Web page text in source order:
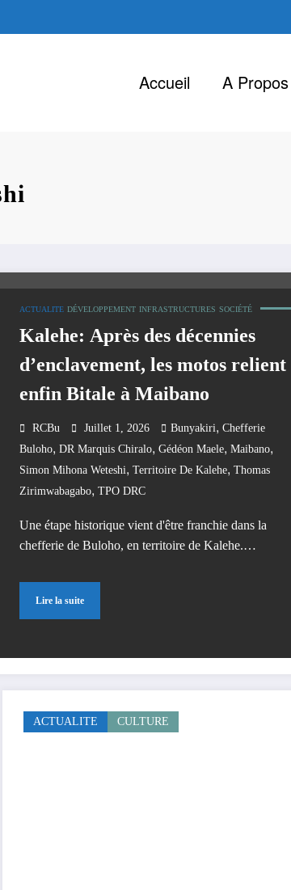
Accueil A Propos
ACTUALITE DÉVELOPPEMENT INFRASTRUCTURES SOCIÉTÉ
Kalehe: Après des décennies
d’enclavement, les motos relient
enfin Bitale à Maibano
RCBu Juillet 1, 2026 Bunyakiri, Chefferie
Buloho, DR Marquis Chiralo, Gédéon Maele, Maibano,
Simon Mihona Weteshi, Territoire De Kalehe, Thomas
Zirimwabagabo, TPO DRC
Une étape historique vient d'être franchie dans la
chefferie de Buloho, en territoire de Kalehe.…
Lire la suite
ACTUALITE CULTURE